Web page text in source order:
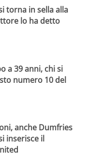
torna in sella alla
lo ha detto
a 39 anni, chi si
numero 10 del
anche Dumfries
inserisce il